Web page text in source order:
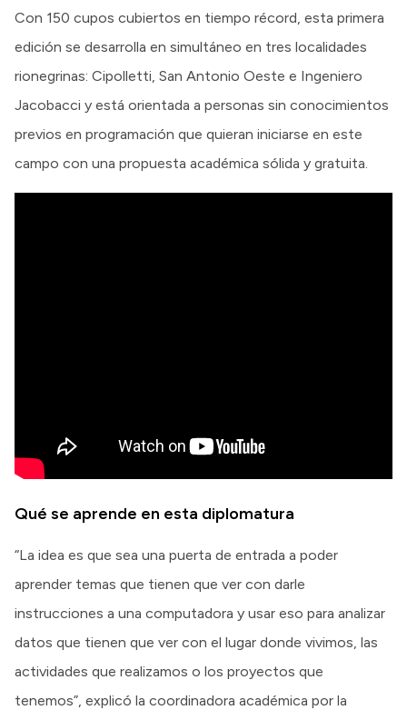
Con 150 cupos cubiertos en tiempo récord, esta primera
edición se desarrolla en simultáneo en tres localidades
rionegrinas: Cipolletti, San Antonio Oeste e Ingeniero
Jacobacci y está orientada a personas sin conocimientos
previos en programación que quieran iniciarse en este
campo con una propuesta académica sólida y gratuita.
Qué se aprende en esta diplomatura
“La idea es que sea una puerta de entrada a poder
aprender temas que tienen que ver con darle
instrucciones a una computadora y usar eso para analizar
datos que tienen que ver con el lugar donde vivimos, las
actividades que realizamos o los proyectos que
tenemos”, explicó la coordinadora académica por la